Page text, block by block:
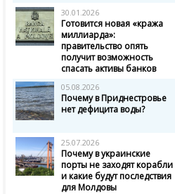
30.01.2026
Готовится новая «кража
миллиарда»:
правительство опять
получит возможность
спасать активы банков
05.08.2026
Почему в Приднестровье
нет дефицита воды?
25.07.2026
Почему в украинские
порты не заходят корабли
и какие будут последствия
для Молдовы